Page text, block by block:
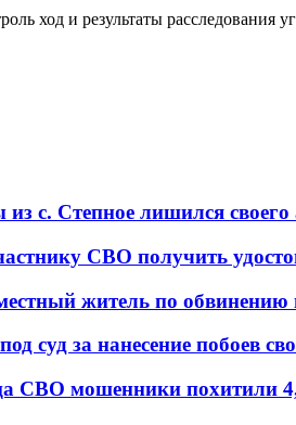
ход и результаты расследования
с. Степное лишился
СВО получить
житель по
суд за нанесение побоев
СВО мошенники похитили